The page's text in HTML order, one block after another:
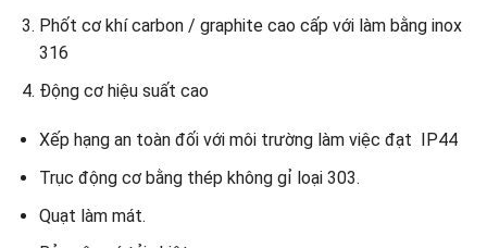
Phốt cơ khí carbon / graphite cao cấp với làm bằng inox
316
Động cơ hiệu suất cao
Xếp hạng an toàn đối với môi trường làm việc đạt IP44
Trục động cơ bằng thép không gỉ loại 303.
Quạt làm mát.